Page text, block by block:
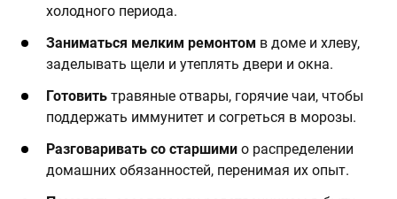
холодного периода.
Заниматься мелким ремонтом в доме и хлеву,
заделывать щели и утеплять двери и окна.
Готовить травяные отвары, горячие чаи, чтобы
поддержать иммунитет и согреться в морозы.
Разговаривать со старшими о распределении
домашних обязанностей, перенимая их опыт.